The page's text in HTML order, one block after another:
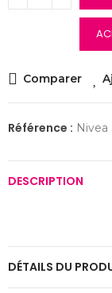
Comparer
Référence :
DESCRIPTION
DÉTAILS DU